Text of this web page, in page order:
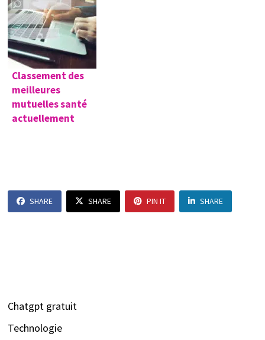
Classement des
meilleures
mutuelles santé
actuellement
SHARE SHARE PIN IT SHARE
Chatgpt gratuit
Technologie